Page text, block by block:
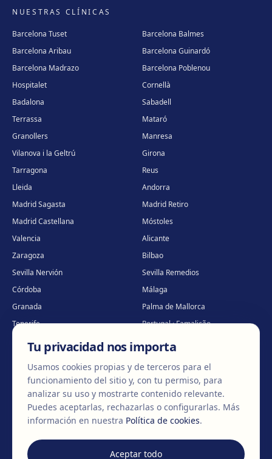
NUESTRAS CLÍNICAS
Barcelona Tuset
Barcelona Balmes
Barcelona Aribau
Barcelona Guinardó
Barcelona Madrazo
Barcelona Poblenou
Hospitalet
Cornellà
Badalona
Sabadell
Terrassa
Mataró
Granollers
Manresa
Vilanova i la Geltrú
Girona
Tarragona
Reus
Lleida
Andorra
Madrid Sagasta
Madrid Retiro
Madrid Castellana
Móstoles
Valencia
Alicante
Zaragoza
Bilbao
Sevilla Nervión
Sevilla Remedios
Córdoba
Málaga
Granada
Palma de Mallorca
Tenerife
Portugal · Famalicão
Portugal · Guimarães
Clínica virtual
* Atención virtual
2026Clínica EGOS — Cirugía plástica, estética y reparadora .
Aviso LegalPolítica de cookiesPolítica de Privacidad
Tu privacidad nos importa
Usamos cookies propias y de terceros para el
funcionamiento del sitio y, con tu permiso, para
analizar su uso y mostrarte contenido relevante.
Puedes aceptarlas, rechazarlas o configurarlas. Más
información en nuestra Política de cookies.
Aceptar todo